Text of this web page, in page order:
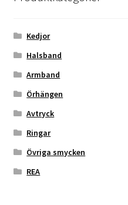
Kedjor
Halsband
Armband
Örhängen
Avtryck
Ringar
Övriga smycken
REA